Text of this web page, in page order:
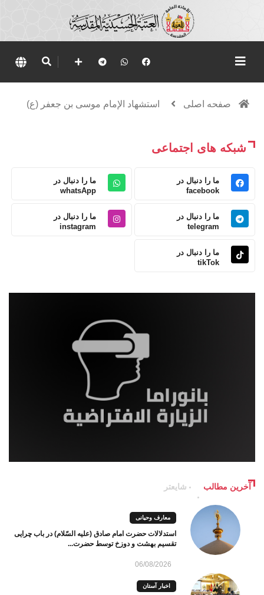
صفحه اصلی استشهاد الإمام موسى بن جعفر (ع)
شبکه های اجتماعی
ما را دنبال در
facebook
ما را دنبال در
whatsApp
ما را دنبال در
telegram
ما را دنبال در
instagram
ما را دنبال در
tikTok
آخرین مطالب شایعتر
معارف وحیانی
استدلالات حضرت امام صادق (علیه السّلام) در باب چرایی
تقسیم بهشت و دوزخ توسط حضرت...
06/08/2026
اخبار آستان